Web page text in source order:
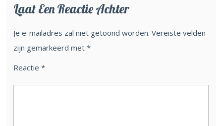
Laat Een Reactie Achter
Je e-mailadres zal niet getoond worden. Vereiste velden
zijn gemarkeerd met *
Reactie *